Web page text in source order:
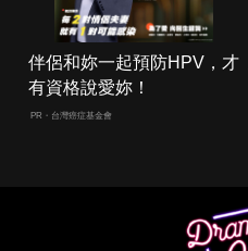
伴侶和妳一起預防HPV，才
有資格說愛妳！
PR・台灣癌症基金會